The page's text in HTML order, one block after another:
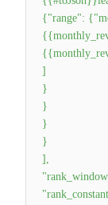
{"range":
]
}
}
}
}
],